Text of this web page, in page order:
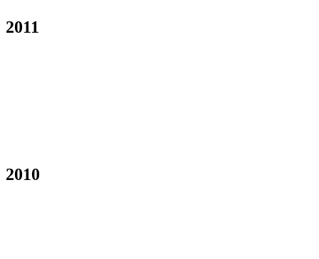
2011
2010